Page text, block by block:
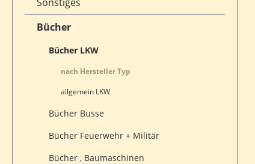
Bücher
Bücher LKW
nach Hersteller Typ
allgemein LKW
Bücher Busse
Bücher Feuerwehr + Militär
Bücher , Baumaschinen